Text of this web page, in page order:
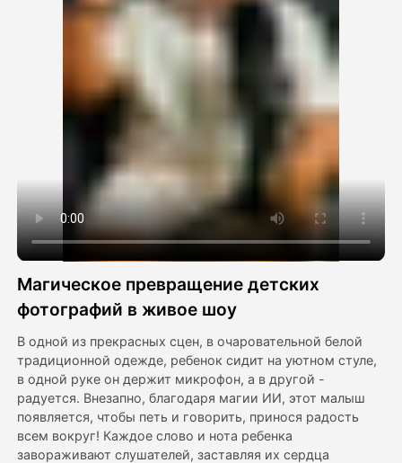
Видео Аватара
Другие инструменты
Посмотреть все шаблоны
Галерея
Блог
Цены
Магическое превращение детских
фотографий в живое шоу
В одной из прекрасных сцен, в очаровательной белой
традиционной одежде, ребенок сидит на уютном стуле,
в одной руке он держит микрофон, а в другой -
радуется. Внезапно, благодаря магии ИИ, этот малыш
появляется, чтобы петь и говорить, принося радость
всем вокруг! Каждое слово и нота ребенка
завораживают слушателей, заставляя их сердца